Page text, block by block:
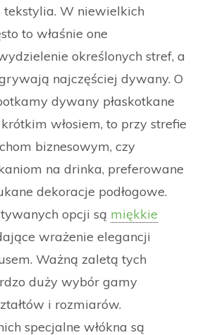
tekstylia. W niewielkich
to właśnie one
określonych stref, a
najczęściej dywany. O
dywany płaskotkane
włosiem, to przy strefie
biznesowym, czy
na drinka, preferowane
dekoracje podłogowe.
opcji są miękkie
wrażenie elegancji
Ważną zaletą tych
duży wybór gamy
i rozmiarów.
specjalne włókna są